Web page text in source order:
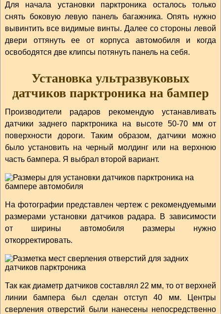
Для начала установки парктроника осталось только
снять боковую левую панель багажника. Опять нужно
вывинтить все видимые винты. Далее со стороны левой
двери оттянуть ее от корпуса автомобиля и когда
освободятся две клипсы потянуть панель на себя.
Установка ультразвуковых
датчиков парктроника на бампер
Производители радаров рекомендую устанавливать
датчики заднего парктроника на высоте 50-70 мм от
поверхности дороги. Таким образом, датчики можно
было установить на черный молдинг или на верхнюю
часть бампера. Я выбрал второй вариант.
На фотографии представлен чертеж с рекомендуемыми
размерами установки датчиков радара. В зависимости
от ширины автомобиля размеры нужно
откорректировать.
Так как диаметр датчиков составлял 22 мм, то от верхней
линии бампера был сделан отступ 40 мм. Центры
сверления отверстий были нанесены непосредственно